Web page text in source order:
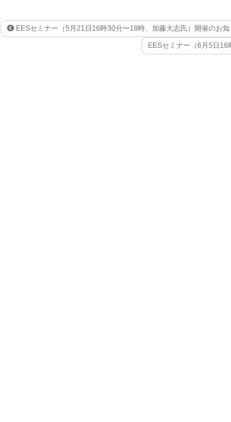
EESセミナー（5月21日16時30分〜18時、加藤大志氏）開催のお
EESセミナー（6月5日